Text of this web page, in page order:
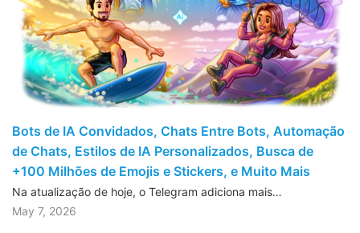
Bots de IA Convidados, Chats Entre Bots, Automação
de Chats, Estilos de IA Personalizados, Busca de
+100 Milhões de Emojis e Stickers, e Muito Mais
Na atualização de hoje, o Telegram adiciona mais…
May 7, 2026